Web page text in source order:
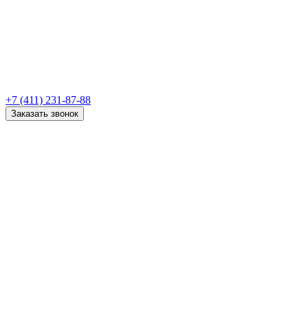
+7 (411) 231-87-88
Заказать звонок